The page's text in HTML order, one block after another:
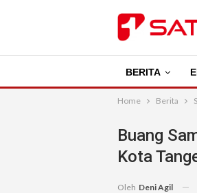
BERITA
Home Berita
Buang
Kota
Oleh Deni Agil